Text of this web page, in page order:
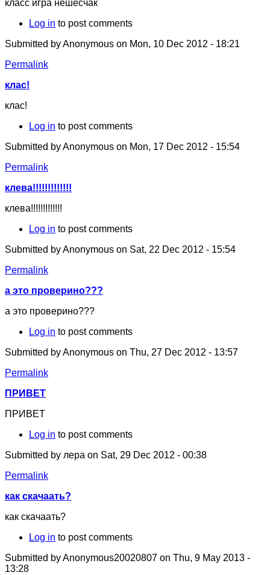
класс игра нешесчак
Log in to post comments
Submitted byAnonymous on Mon, 10 Dec 2012 - 18:21
Permalink
клас!
клас!
Log in to post comments
Submitted byAnonymous on Mon, 17 Dec 2012 - 15:54
Permalink
клева!!!!!!!!!!!!!
клева!!!!!!!!!!!!!
Log in to post comments
Submitted byAnonymous on Sat, 22 Dec 2012 - 15:54
Permalink
а это проверино???
а это проверино???
Log in to post comments
Submitted byAnonymous on Thu, 27 Dec 2012 - 13:57
Permalink
ПРИВЕТ
ПРИВЕТ
Log in to post comments
Submitted by лера on Sat, 29 Dec 2012 - 00:38
Permalink
как скачаать?
как скачаать?
Log in to post comments
Submitted byAnonymous20020807 on Thu, 9 May 2013 -
13:28